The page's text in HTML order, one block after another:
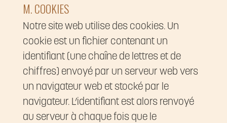
M. COOKIES
Notre site web utilise des cookies. Un
cookie est un fichier contenant un
identifiant (une chaîne de lettres et de
chiffres) envoyé par un serveur web vers
un navigateur web et stocké par le
navigateur. L’identifiant est alors renvoyé
au serveur à chaque fois que le